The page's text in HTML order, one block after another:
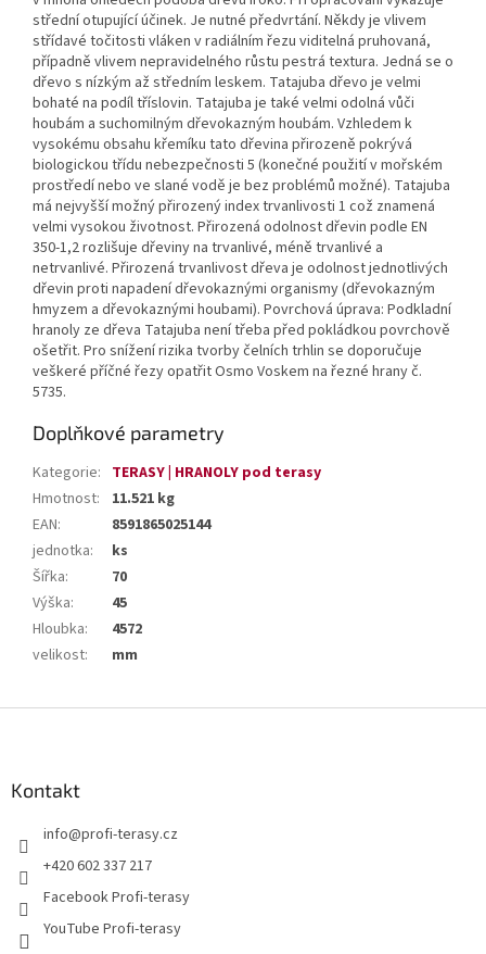
střední otupující účinek. Je nutné předvrtání. Někdy je vlivem
střídavé točitosti vláken v radiálním řezu viditelná pruhovaná,
případně vlivem nepravidelného růstu pestrá textura. Jedná se o
dřevo s nízkým až středním leskem. Tatajuba dřevo je velmi
bohaté na podíl tříslovin. Tatajuba je také velmi odolná vůči
houbám a suchomilným dřevokazným houbám. Vzhledem k
vysokému obsahu křemíku tato dřevina přirozeně pokrývá
biologickou třídu nebezpečnosti 5 (konečné použití v mořském
prostředí nebo ve slané vodě je bez problémů možné). Tatajuba
má nejvyšší možný přirozený index trvanlivosti 1 což znamená
velmi vysokou životnost. Přirozená odolnost dřevin podle EN
350-1,2 rozlišuje dřeviny na trvanlivé, méně trvanlivé a
netrvanlivé. Přirozená trvanlivost dřeva je odolnost jednotlivých
dřevin proti napadení dřevokaznými organismy (dřevokazným
hmyzem a dřevokaznými houbami). Povrchová úprava: Podkladní
hranoly ze dřeva Tatajuba není třeba před pokládkou povrchově
ošetřit. Pro snížení rizika tvorby čelních trhlin se doporučuje
veškeré příčné řezy opatřit Osmo Voskem na řezné hrany č.
5735.
Doplňkové parametry
Kategorie: TERASY | HRANOLY pod terasy
Hmotnost:
11.521 kg
EAN:
8591865025144
jednotka:
ks
Šířka:
70
Výška:
45
Hloubka:
4572
velikost: mm
Kontakt
info@profi-terasy.cz
+420 602 337 217
Facebook Profi-terasy
YouTube Profi-terasy